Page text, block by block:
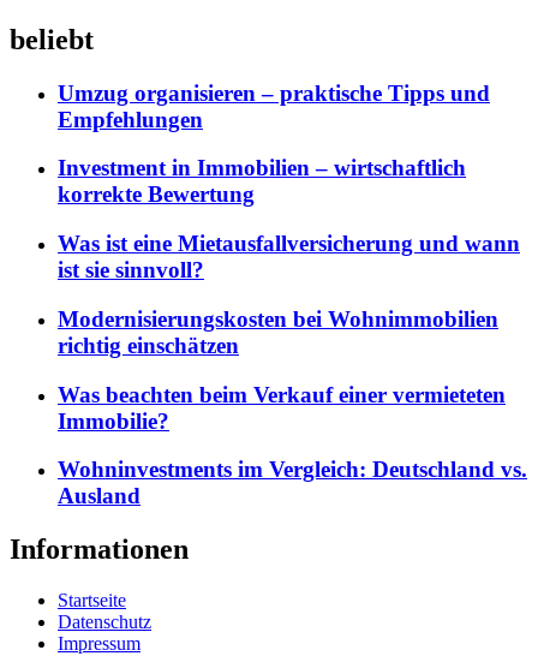
beliebt
Umzug organisieren – praktische Tipps und
Empfehlungen
Investment in Immobilien – wirtschaftlich
korrekte Bewertung
Was ist eine Mietausfallversicherung und wann
ist sie sinnvoll?
Modernisierungskosten bei Wohnimmobilien
richtig einschätzen
Was beachten beim Verkauf einer vermieteten
Immobilie?
Wohninvestments im Vergleich: Deutschland vs.
Ausland
Informationen
Startseite
Datenschutz
Impressum